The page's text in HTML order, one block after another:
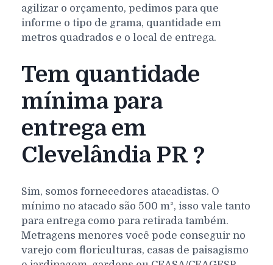
agilizar o orçamento, pedimos para que
informe o tipo de grama, quantidade em
metros quadrados e o local de entrega.
Tem quantidade
mínima para
entrega em
Clevelândia PR ?
Sim, somos fornecedores atacadistas. O
mínimo no atacado são 500 m², isso vale tanto
para entrega como para retirada também.
Metragens menores você pode conseguir no
varejo com floriculturas, casas de paisagismo